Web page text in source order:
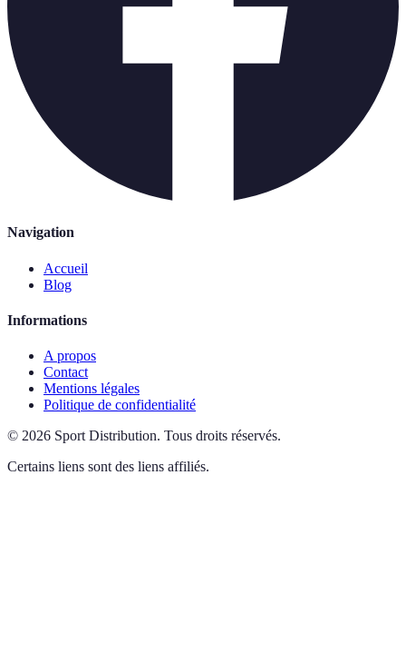
Navigation
Accueil
Blog
Informations
A propos
Contact
Mentions légales
Politique de confidentialité
© 2026 Sport Distribution. Tous droits réservés.
Certains liens sont des liens affiliés.